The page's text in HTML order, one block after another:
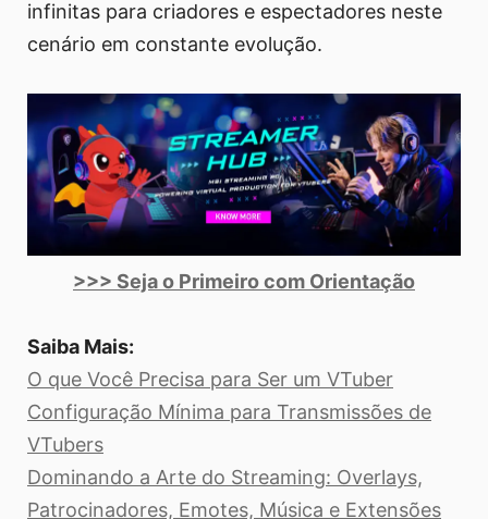
infinitas para criadores e espectadores neste
cenário em constante evolução.
>>> Seja o Primeiro com Orientação
Saiba Mais:
O que Você Precisa para Ser um VTuber
Configuração Mínima para Transmissões de
VTubers
Dominando a Arte do Streaming: Overlays,
Patrocinadores, Emotes, Música e Extensões